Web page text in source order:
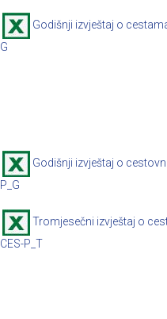
Godišnji izvještaj o
G
Godišnji izvještaj o
P_G
Tromjesečni izvještaj o
CES-P_T